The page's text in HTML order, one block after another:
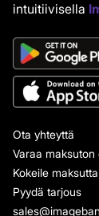
intuitiivisella
Ota yhteyttä
Varaa maksuton
Kokeile maksutta
Pyydä tarjous